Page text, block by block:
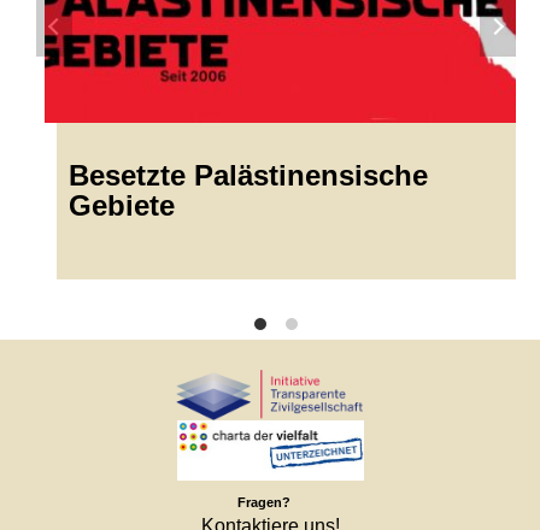
Besetzte Palästinensische
Gebiete
Fragen?
Kontaktiere uns!